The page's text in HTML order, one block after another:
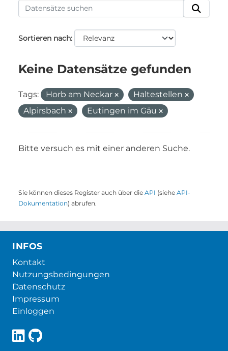
Sortieren nach
Keine Datensätze gefunden
Tags: Horb am Neckar
Haltestellen
Alpirsbach
Eutingen im Gäu
Bitte versuch es mit einer anderen Suche.
Sie können dieses Register auch über die API (siehe API-
Dokumentation) abrufen.
INFOS
Kontakt
Nutzungsbedingungen
Datenschutz
Impressum
Einloggen